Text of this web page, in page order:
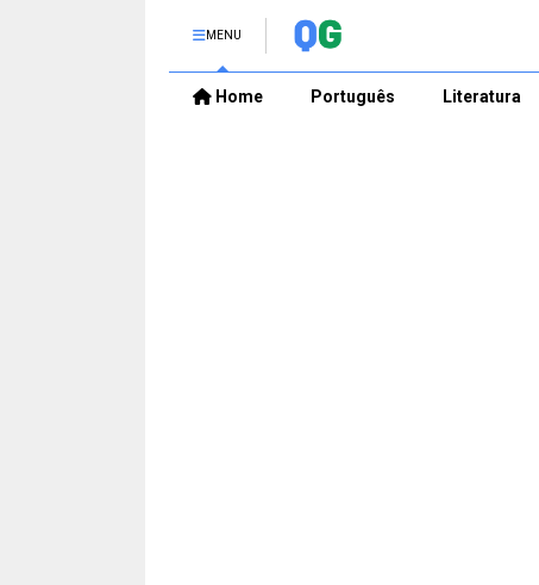
MENU
Home Português Literatura